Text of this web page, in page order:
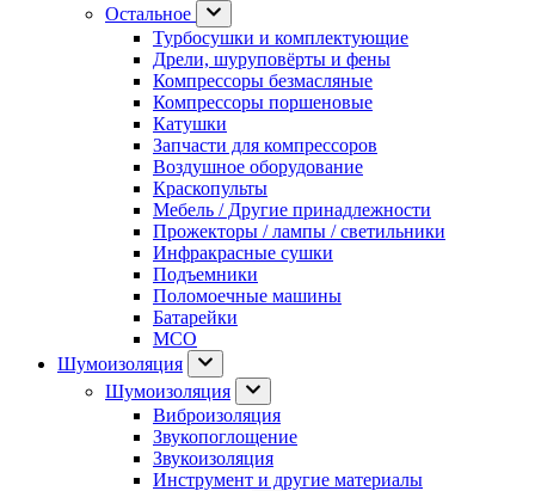
Остальное
Турбосушки и комплектующие
Дрели, шуруповёрты и фены
Компрессоры безмасляные
Компрессоры поршеновые
Катушки
Запчасти для компрессоров
Воздушное оборудование
Краскопульты
Мебель / Другие принадлежности
Прожекторы / лампы / светильники
Инфракрасные сушки
Подъемники
Поломоечные машины
Батарейки
МСО
Шумоизоляция
Шумоизоляция
Виброизоляция
Звукопоглощение
Звукоизоляция
Инструмент и другие материалы